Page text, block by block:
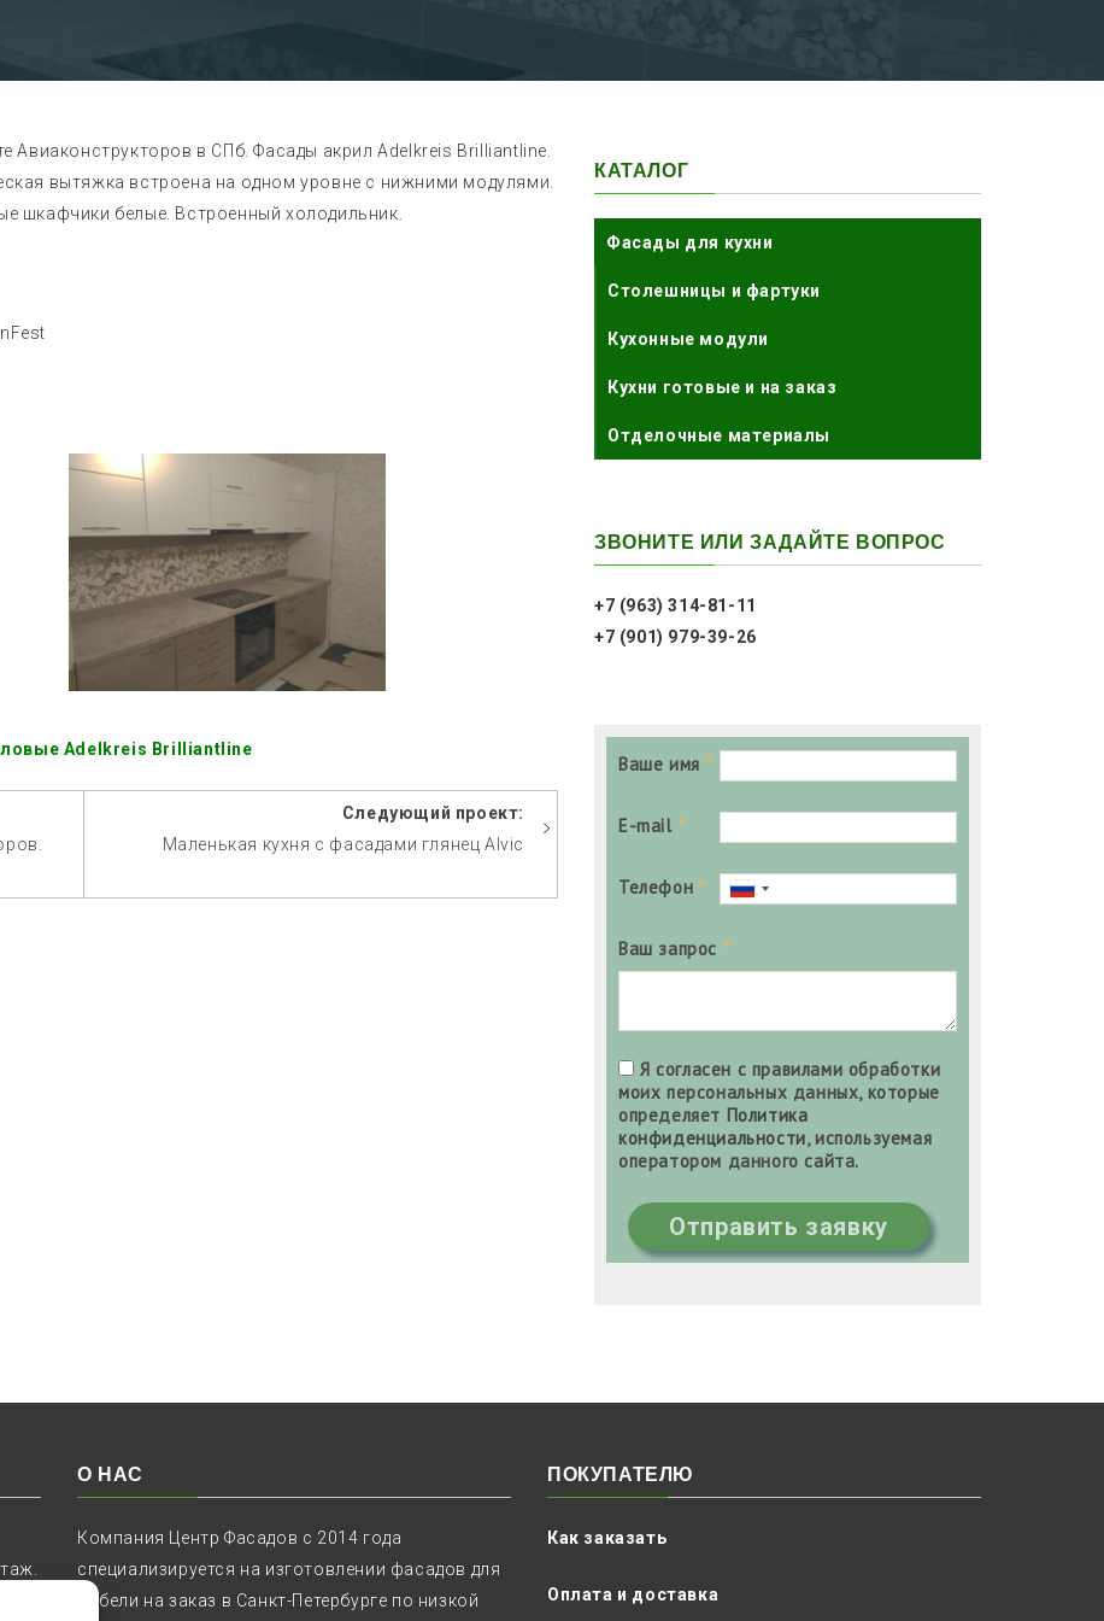
Авиаконструкторов в СПб. Фасады акрил Adelkreis Brilliantline.
вытяжка встроена на одном уровне с нижними модулями.
шкафчики белые. Встроенный холодильник.
Adelkreis Brilliantline
Следующий проект:
Маленькая кухня с фасадами глянец Alvic
КАТАЛОГ
Фасады для кухни
Столешницы и фартуки
Кухонные модули
Кухни готовые и на заказ
Отделочные материалы
ЗВОНИТЕ ИЛИ ЗАДАЙТЕ ВОПРОС
+7 (963) 314-81-11
+7 (901) 979-39-26
Ваше имя *
E-mail *
Телефон *
Ваш запрос *
Я согласен с правилами обработки
моих персональных данных, которые
определяет Политика
конфиденциальности, используемая
оператором данного сайта.
Отправить заявку
О НАС
Компания Центр Фасадов с 2014 года
специализируется на изготовлении фасадов для
мебели на заказ в Санкт-Петербурге по низкой
ПОКУПАТЕЛЮ
Как заказать
Оплата и доставка